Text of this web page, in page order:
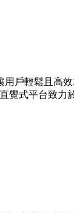
戶輕鬆且高
覺式平台致